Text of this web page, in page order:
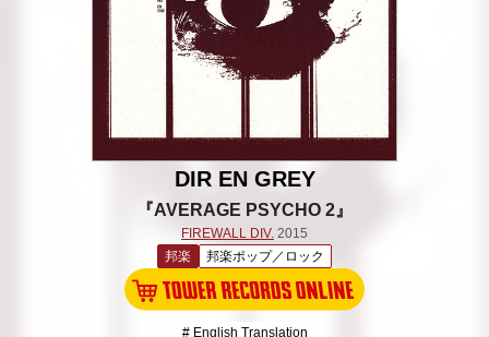
DIR EN GREY
『AVERAGE PSYCHO 2』
FIREWALL DIV. 2015
邦楽
邦楽ポップ／ロック
# English Translation